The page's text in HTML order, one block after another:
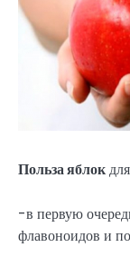
Польза яблок
-в первую
флавоноидов и